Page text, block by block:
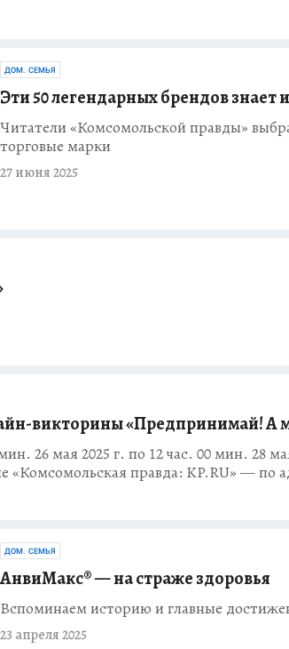
ДОМ. СЕМЬЯ
Эти 50 легендарных брендов знает
Читатели «Комсомольской правды»
торговые марки
27 июня 2025
викторины «Предпринимай! А
26 мая 2025 г. по 12 час. 00 мин. 28
«Комсомольская правда: KP.RU» —
ДОМ. СЕМЬЯ
АнвиМакс® — на страже здоровья
Вспоминаем историю и главные
23 апреля 2025